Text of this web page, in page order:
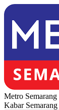
Metro Semarang
Kabar